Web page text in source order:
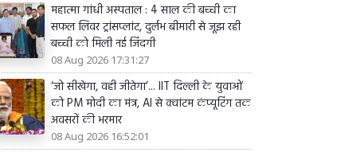
महात्मा गांधी अस्पताल : 4 साल की बच्ची का
सफल लिवर ट्रांसप्लांट, दुर्लभ बीमारी से जूझ रही
बच्ची को मिली नई जिंदगी
08 Aug 2026 17:31:27
‘जो सीखेगा, वही जीतेगा’... IIT दिल्ली के युवाओं
को PM मोदी का मंत्र, AI से क्वांटम कंप्यूटिंग तक
अवसरों की भरमार
08 Aug 2026 16:52:01